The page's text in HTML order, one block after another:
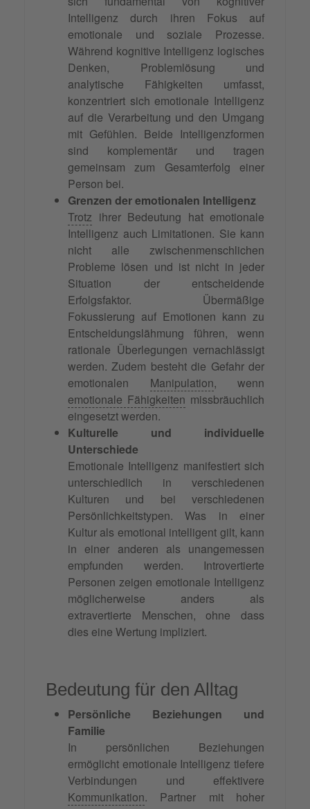
Intelligenz durch ihren Fokus auf
emotionale und soziale Prozesse.
Während kognitive Intelligenz logisches
Denken, Problemlösung und
analytische Fähigkeiten umfasst,
konzentriert sich emotionale Intelligenz
auf die Verarbeitung und den Umgang
mit Gefühlen. Beide Intelligenzformen
sind komplementär und tragen
gemeinsam zum Gesamterfolg einer
Person bei.
Grenzen der emotionalen Intelligenz
Trotz ihrer Bedeutung hat emotionale
Intelligenz auch Limitationen. Sie kann
nicht alle zwischenmenschlichen
Probleme lösen und ist nicht in jeder
Situation der entscheidende
Erfolgsfaktor. Übermäßige
Fokussierung auf Emotionen kann zu
Entscheidungslähmung führen, wenn
rationale Überlegungen vernachlässigt
werden. Zudem besteht die Gefahr der
emotionalen Manipulation, wenn
emotionale Fähigkeiten missbräuchlich
eingesetzt werden.
Kulturelle und individuelle
Unterschiede
Emotionale Intelligenz manifestiert sich
unterschiedlich in verschiedenen
Kulturen und bei verschiedenen
Persönlichkeitstypen. Was in einer
Kultur als emotional intelligent gilt, kann
in einer anderen als unangemessen
empfunden werden. Introvertierte
Personen zeigen emotionale Intelligenz
möglicherweise anders als
extravertierte Menschen, ohne dass
dies eine Wertung impliziert.
Bedeutung für den Alltag
Persönliche Beziehungen und
Familie
In persönlichen Beziehungen
ermöglicht emotionale Intelligenz tiefere
Verbindungen und effektivere
Kommunikation. Partner mit hoher